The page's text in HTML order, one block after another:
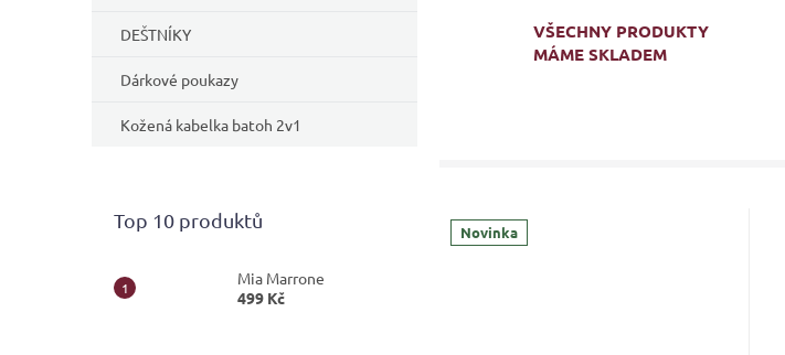
DEŠTNÍKY
Dárkové poukazy
Kožená kabelka batoh 2v1
Top 10 produktů
Mia Marrone
499 Kč
VŠECHNY PRODUKTY
MÁME SKLADEM
Novinka